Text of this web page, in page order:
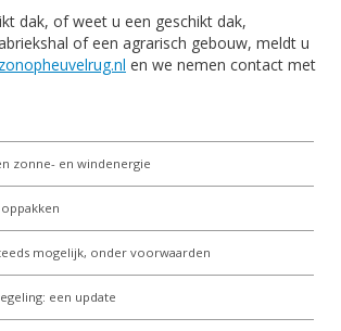
zonne- en windenergie
mogelijk, onder voorwaarden
een update
dak, of weet u een geschikt dak,
of een agrarisch gebouw, meldt u
en we nemen contact met